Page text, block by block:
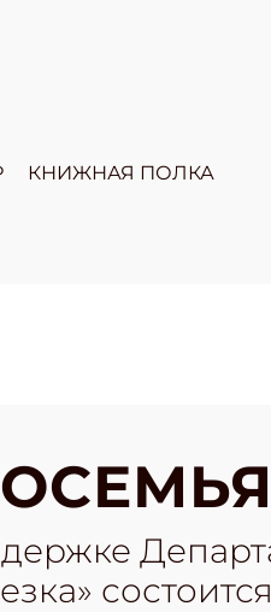
КНИЖНАЯ ПОЛКА